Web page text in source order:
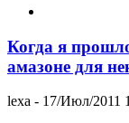
Когда я
амазоне для
lexa - 17/Июл/2011